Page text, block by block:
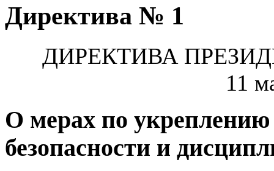
Директива № 1
ДИРЕКТИВА
11
О мерах по
безопасности и